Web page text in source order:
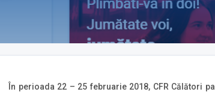
În perioada 22 – 25 februarie 2018, CFR Călători